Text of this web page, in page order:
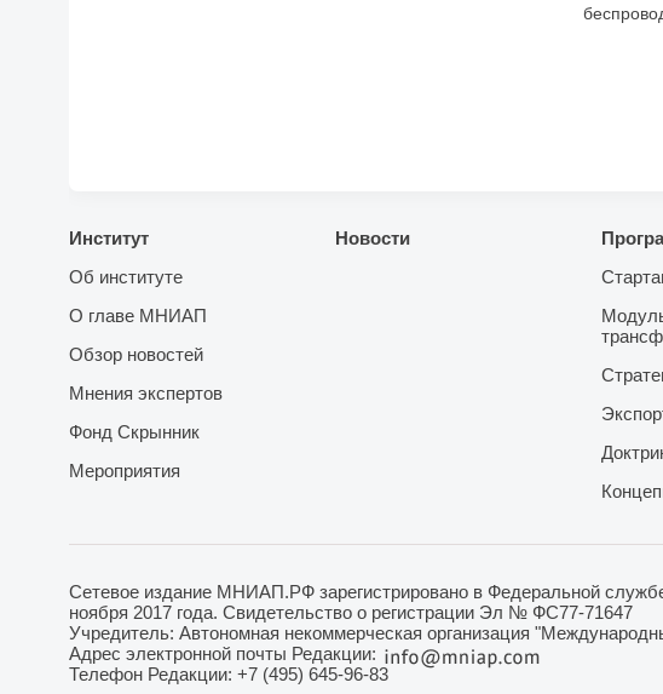
Институт
Об институте
О главе МНИАП
Обзор новостей
Мнения экспертов
Фонд Скрынник
Мероприятия
Новости
Сетевое издание МНИАП.РФ зарегистрировано в Федеральной
ноября 2017 года. Свидетельство о регистрации Эл № ФС77-71647
Учредитель: Автономная некоммерческая организация
Адрес электронной почты Редакции:
Телефон Редакции: +7 (495) 645-96-83